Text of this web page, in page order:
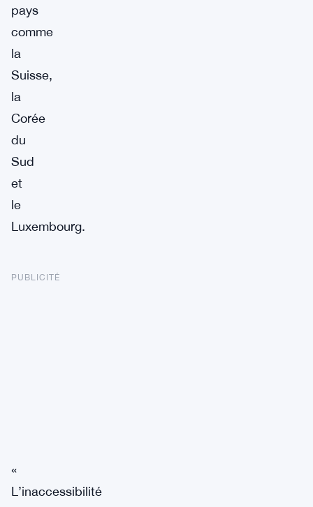
pays
comme
la
Suisse,
la
Corée
du
Sud
et
le
Luxembourg.
PUBLICITÉ
«
L’inaccessibilité